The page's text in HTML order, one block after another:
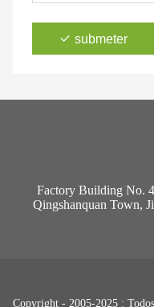
submeter
Factory Building No.
Qingshanquan Town,
Copyright - 2005-2025 :